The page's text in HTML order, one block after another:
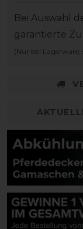
Bei Auswahl
garantierte
(Nur bei